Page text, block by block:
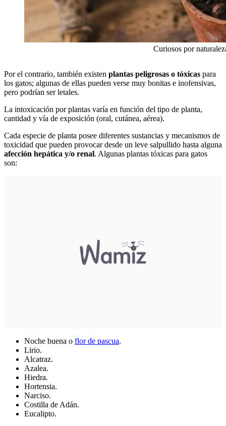
Curiosos por
Por el contrario, también existen plantas peligrosas o tóxicas para
los gatos; algunas de ellas pueden verse muy bonitas e inofensivas,
pero podrían ser letales.
La intoxicación por plantas varía en función del tipo de planta,
cantidad y vía de exposición (oral, cutánea, aérea).
Cada especie de planta posee diferentes sustancias y mecanismos de
toxicidad que pueden provocar desde un leve salpullido hasta alguna
afección hepática y/o renal. Algunas plantas tóxicas para gatos
son:
Noche buena o flor de pascua.
Lirio.
Alcatraz.
Azalea.
Hiedra.
Hortensia.
Narciso.
Costilla de Adán.
Eucalipto.